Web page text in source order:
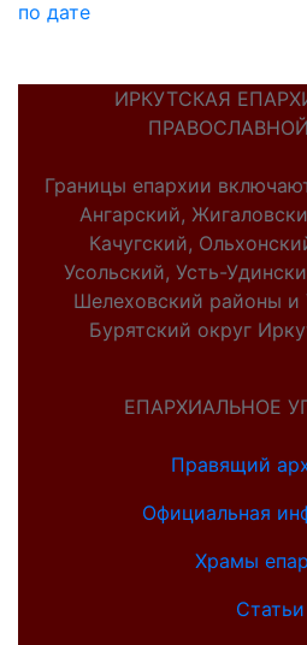
по дате
ИРКУТСКАЯ
Границы епархии
Ангарский,
Качугский,
Усольский, Усть-
Шелеховский районы
Бурятский округ
ЕПАРХИАЛЬНОЕ
Правящий
Официальная
Храмы
Статьи